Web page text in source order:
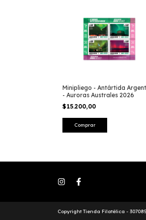
Minipliego - Antártida
- Auroras Australes 2026
$15.200,00
Copyright Tienda Filatélica -